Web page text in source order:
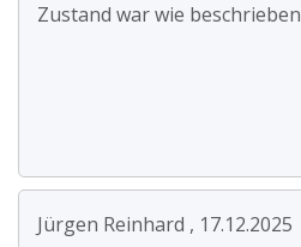
Zustand war wie beschrieben
Jürgen Reinhard , 17.12.2025